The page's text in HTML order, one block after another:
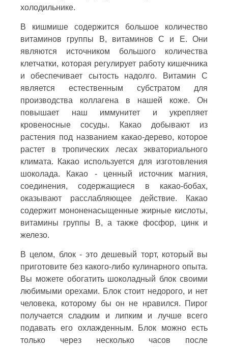
холодильнике.
В кишмише содержится большое количество
витаминов группы В, витаминов С и Е. Они
являются источником большого количества
клетчатки, которая регулирует работу кишечника
и обеспечивает сытость надолго. Витамин С
является естественным субстратом для
производства коллагена в нашей коже. Он
повышает наш иммунитет и укрепляет
кровеносные сосуды. Какао добывают из
растения под названием какао-дерево, которое
растет в тропических лесах экваториального
климата. Какао используется для изготовления
шоколада. Какао - ценный источник магния,
соединения, содержащиеся в какао-бобах,
оказывают расслабляющее действие. Какао
содержит мононенасыщенные жирные кислоты,
витамины группы В, а также фосфор, цинк и
железо.
В целом, блок - это дешевый торт, который вы
приготовите без какого-либо кулинарного опыта.
Вы можете обогатить шоколадный блок своими
любимыми орехами. Блок стоит недорого, и нет
человека, которому бы он не нравился. Пирог
получается сладким и липким и лучше всего
подавать его охлажденным. Блок можно есть
только через несколько часов после